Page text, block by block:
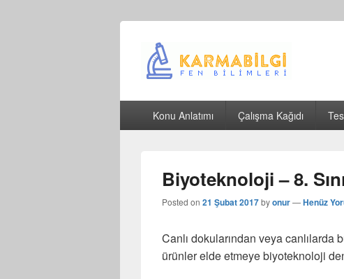
Konu Anlatımı Çalışma Kağıdı
Biyoteknoloji – 8.
Posted on 21 Şubat 2017byonur—Henüz
Canlı dokularından veya
ürünler elde etmeye biyoteknoloji